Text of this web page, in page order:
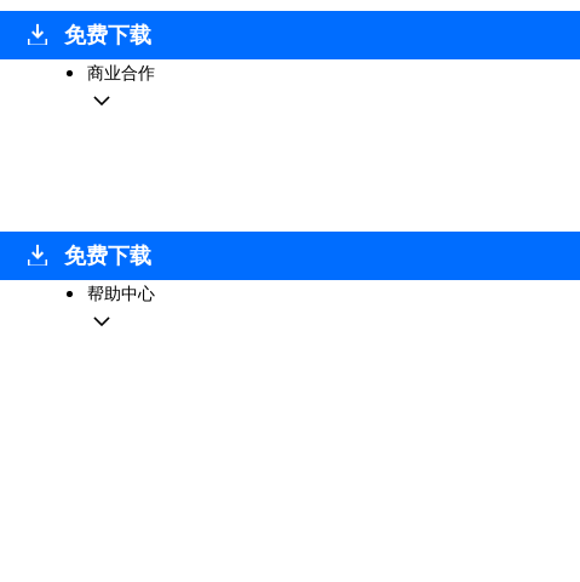
免费下载
商业合作
免费下载
帮助中心